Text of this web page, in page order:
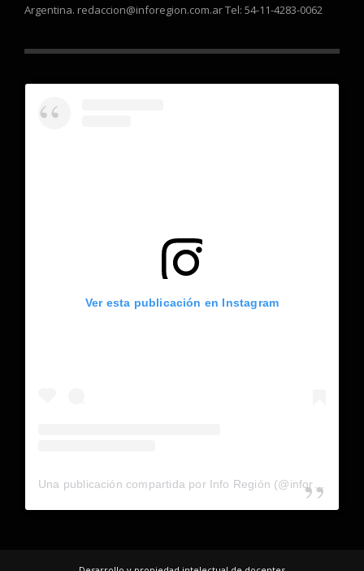
Argentina. redaccion@inforegion.com.ar Tel: 54-11-4283-0062
Ver esta publicación en Instagram
Una publicación compartida por Info Región (@inforegion_redes)